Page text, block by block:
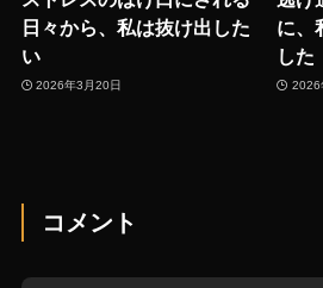
日々から、私は抜け出した
い
2026年3月20日
に、
した
2026
コメント